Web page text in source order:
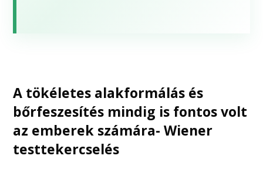
A tökéletes alakformálás és
bőrfeszesítés mindig is fontos volt
az emberek számára- Wiener
testtekercselés